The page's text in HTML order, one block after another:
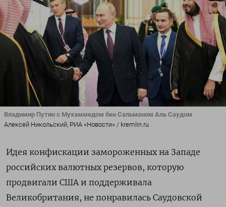
Владимир Путин с Мухаммедом бен Сальманом Аль Саудом
Алексей Никольский, РИА «Новости» / kremlin.ru
Идея конфискации замороженных на Западе
российских валютных резервов, которую
продвигали США и поддерживала
Великобритания, не понравилась Саудовской